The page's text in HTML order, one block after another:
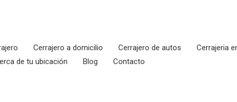
Cerrajero a domicilio Cerrajero de autos Cerrajeria
de tu ubicación Blog Contacto